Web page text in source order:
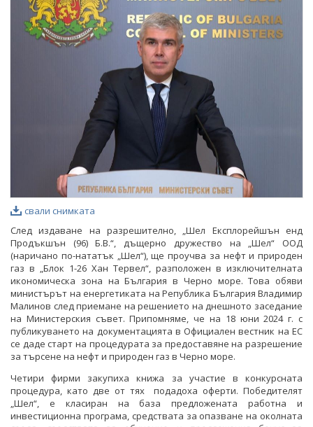
ПРОЕКТИ ЗА ОБЩЕСТВЕНО ОБСЪЖДАНЕ
ЗАВЪРШИЛИ ПРОЦЕДУРИ ЗА ОБЩЕСТВЕНО
ОБСЪЖДАНЕ
ИНТЕРВЮТА
ПАРЛАМЕНТАРЕН КОНТРОЛ
свали снимката
След издаване на разрешително, „Шел Експлорейшън енд
Продъкшън (96) Б.В.“, дъщерно дружество на „Шел“ ООД
(наричано по-нататък „Шел“), ще проучва за нефт и природен
газ в „Блок 1-26 Хан Тервел“, разположен в изключителната
икономическа зона на България в Черно море. Това обяви
министърът на енергетиката на Република България Владимир
Малинов след приемане на решението на днешното заседание
на Министерския съвет. Припомняме, че на 18 юни 2024 г. с
публикуването на документацията в Официален вестник на ЕС
се даде старт на процедурата за предоставяне на разрешение
за търсене на нефт и природен газ в Черно море.
Четири фирми закупиха книжа за участие в конкурсната
процедура, като две от тях подадоха оферти. Победителят
„Шел“, е класиран на база предложената работна и
инвестиционна програма, средствата за опазване на околната